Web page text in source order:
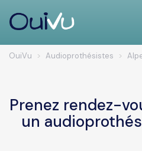
OuiVu Audioprothésistes
Prenez rendez-
un